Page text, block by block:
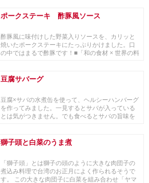
ポークステーキ 酢豚風ソース
酢豚風に味付けした野菜入りソースを、カリッと
焼いたポークステーキにたっぷりかけました。口
の中ではまるで酢豚です！■「和の食材 × 世界の料
豆腐サバーグ
豆腐×サバの水煮缶を使って、ヘルシーハンバーグ
を作ってみました。一見するとサバが入っている
とは気がつきません。でも食べるとサバの旨味を
獅子頭と白菜のうま煮
「獅子頭」とは獅子の頭のように大きな肉団子の
煮込み料理で台湾のお正月によく作られるそうで
す。 この大きな肉団子に白菜を組み合わせ「ヤマ